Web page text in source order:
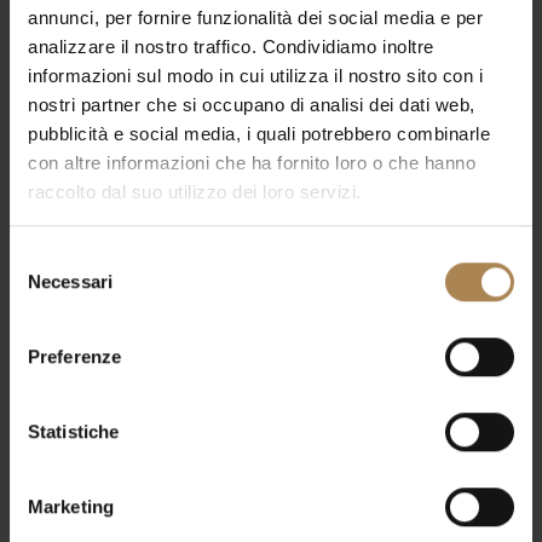
annunci, per fornire funzionalità dei social media e per
analizzare il nostro traffico. Condividiamo inoltre
informazioni sul modo in cui utilizza il nostro sito con i
nostri partner che si occupano di analisi dei dati web,
pubblicità e social media, i quali potrebbero combinarle
con altre informazioni che ha fornito loro o che hanno
raccolto dal suo utilizzo dei loro servizi.
delNecessari
Preferenze
Statistiche
Marketing
9 Giugno 2026
Electric Callboy
Electric Callboy live a Milano. Offerta Besafe Assicurata per
concerti. Royal Garden Hotel a 200 metri dal Forum di Assago
con ristorante. Garage gratuito.
Sabaton
Sabaton live Offerta Besafe Assicurata per concerti a Milano.
Royal Garden Hotel a 200 metri dal Forum di Assago.